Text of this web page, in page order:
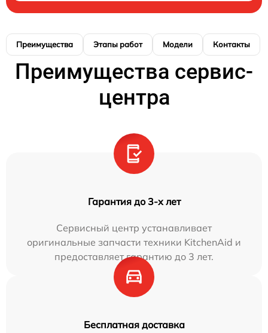
Преимущества Этапы работ Модели Контакты
Преимущества сервис-
центра
Гарантия до 3-х лет
Сервисный центр устанавливает
оригинальные запчасти техники KitchenAid и
предоставляет гарантию до 3 лет.
Бесплатная доставка